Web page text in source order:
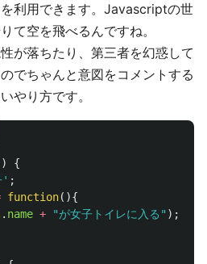
利用できます。Javascriptの世
て空を飛べるんですね。
が落ちたり、第三者を幻惑して
でちゃんと意図をコメントする
やり方です。
{
' ;
function(){
. name + "が女子トイレに入る " );